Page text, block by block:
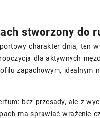
stworzony do
charakter dnia, ten
dla aktywnych
zapachowym, idealnym
bez przesady, ale z
ma sprawiać wrażenie